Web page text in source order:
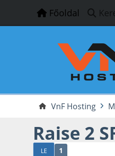
Főoldal
VnF Hosting
Raise 2
LE 1